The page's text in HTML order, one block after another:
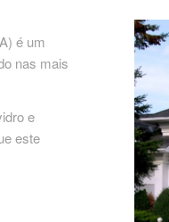
é um
nas mais
e
este